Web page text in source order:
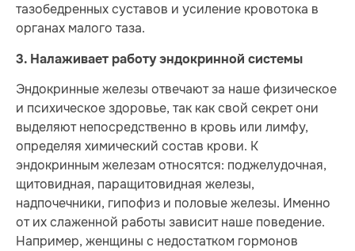
тазобедренных суставов и усиление кровотока в
органах малого таза.
3. Налаживает работу эндокринной системы
Эндокринные железы отвечают за наше физическое
и психическое здоровье, так как свой секрет они
выделяют непосредственно в кровь или лимфу,
определяя химический состав крови. К
эндокринным железам относятся: поджелудочная,
щитовидная, паращитовидная железы,
надпочечники, гипофиз и половые железы. Именно
от их слаженной работы зависит наше поведение.
Например, женщины с недостатком гормонов